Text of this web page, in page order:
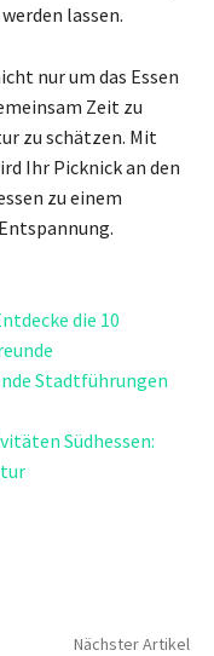
lassen.
nur um das Essen
Zeit zu
zu schätzen. Mit
Ihr Picknick an den
zu einem
die 10
Stadtführungen
Südhessen:
Nächster Artikel